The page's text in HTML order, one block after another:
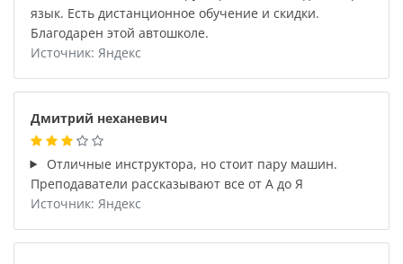
язык. Есть дистанционное обучение и скидки.
Благодарен этой автошколе.
Источник: Яндекс
Дмитрий неханевич
Отличные инструктора, но стоит пару машин.
Преподаватели рассказывают все от А до Я
Источник: Яндекс